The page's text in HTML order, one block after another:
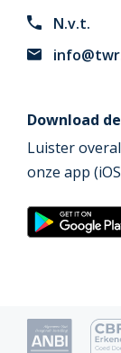
N.v.t.
Download
Luister
onze app